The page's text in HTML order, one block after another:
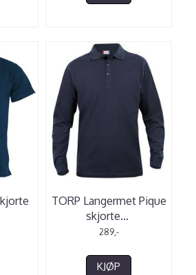
TORP Langermet Pique
skjorte...
289,-
KJØP